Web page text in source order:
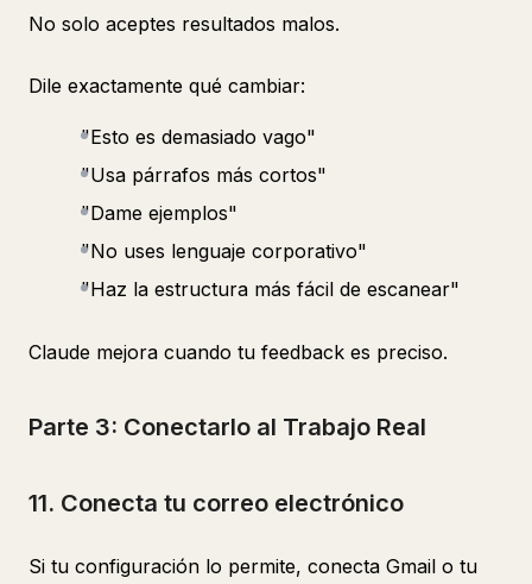
No solo aceptes resultados malos.
Dile exactamente qué cambiar:
"Esto es demasiado vago"
"Usa párrafos más cortos"
"Dame ejemplos"
"No uses lenguaje corporativo"
"Haz la estructura más fácil de escanear"
Claude mejora cuando tu feedback es preciso.
Parte 3: Conectarlo al Trabajo Real
11. Conecta tu correo electrónico
Si tu configuración lo permite, conecta Gmail o tu